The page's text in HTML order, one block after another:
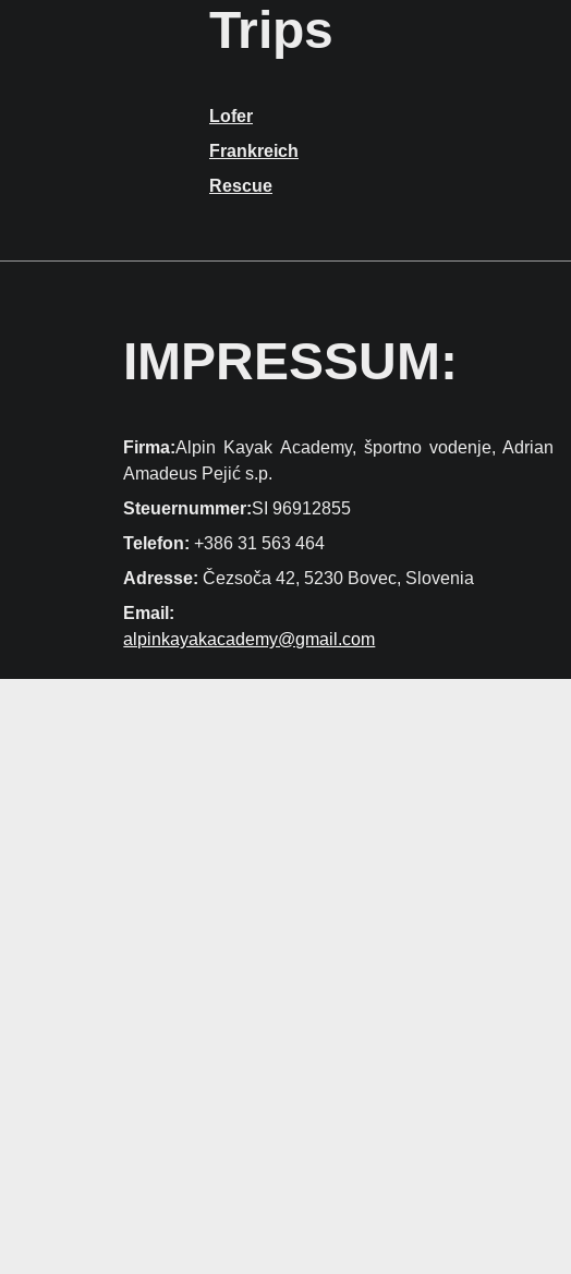
Trips
Lofer
Frankreich
Rescue
IMPRESSUM:
Firma:Alpin Kayak Academy, športno vodenje, Adrian
Amadeus Pejić s.p.
Steuernummer:SI 96912855
Telefon: +386 31 563 464
Adresse: Čezsoča 42, 5230 Bovec, Slovenia
Email:
alpinkayakacademy@gmail.com